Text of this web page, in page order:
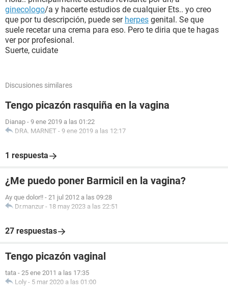
ginecologo/a y hacerte estudios de cualquier Ets.. yo creo
que por tu descripción, puede ser herpes genital. Se que
suele recetar una crema para eso. Pero te diria que te hagas
ver por profesional.
Suerte, cuidate
Discusiones similares
Tengo picazón rasquiña en la vagina
Dianap - 9 ene 2019 a las 01:22
DRA. MARNET - 9 ene 2019 a las 12:17
1 respuesta
¿Me puedo poner Barmicil en la vagina?
Ay que dolor!! - 21 jul 2012 a las 09:28
Dr.manzur - 18 may 2023 a las 22:51
27 respuestas
Tengo picazón vaginal
tata - 25 ene 2011 a las 17:35
Loly - 5 mar 2020 a las 01:00